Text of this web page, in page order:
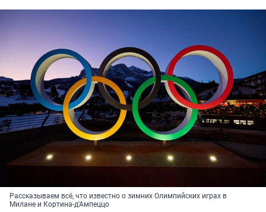
Рассказываем всё, что известно о зимних Олимпийских играх в
Милане и Кортина-д'Ампеццо